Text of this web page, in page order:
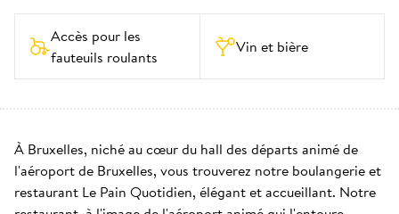
Accès pour les
fauteuils roulants
Vin et bière
À Bruxelles, niché au cœur du hall des départs animé de
l'aéroport de Bruxelles, vous trouverez notre boulangerie et
restaurant Le Pain Quotidien, élégant et accueillant. Notre